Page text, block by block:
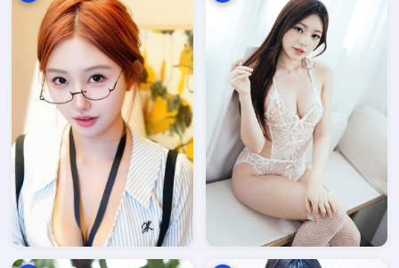
雷
鸣
浮
生
记
万
账万